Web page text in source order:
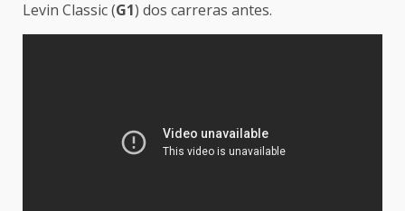
Levin Classic (G1) dos carreras antes.